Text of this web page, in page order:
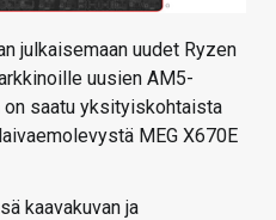
julkaisemaan uudet Ryzen
uusien AM5-
saatu yksityiskohtaista
MEG X670E
kaavakuvan ja